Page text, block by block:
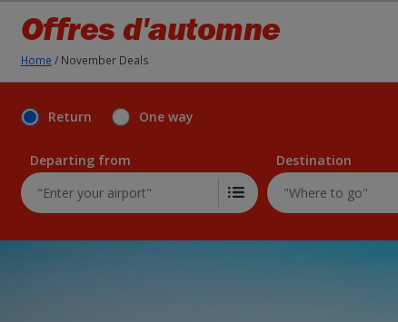
Offres d'automne
Home / November Deals
Return One way
Departing from Destination